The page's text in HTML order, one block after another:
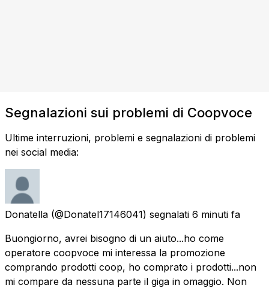
Segnalazioni sui problemi di Coopvoce
Ultime interruzioni, problemi e segnalazioni di problemi
nei social media:
Donatella (@Donatel17146041) segnalati 6 minuti fa
Buongiorno, avrei bisogno di un aiuto...ho come
operatore coopvoce mi interessa la promozione
comprando prodotti coop, ho comprato i prodotti...non
mi compare da nessuna parte il giga in omaggio. Non